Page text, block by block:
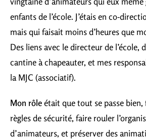
enfants de l’école. J’étais en co-
mais qui faisait moins d’heures que
Des liens avec le directeur de l’école,
cantine à chapeauter, et mes
la MJC (associatif).
Mon rôleétait que tout se passe bien,
règles de sécurité, faire rouler
d’animateurs, et préserver des